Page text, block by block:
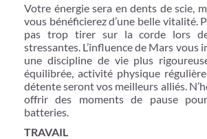
Votre énergie sera en dents de scie,
vous bénéficierez d’une belle vitalité.
pas trop tirer sur la corde lors
stressantes. L’influence de Mars vous
une discipline de vie plus
équilibrée, activité physique
détente seront vos meilleurs alliés.
offrir des moments de pause
batteries.
TRAVAIL